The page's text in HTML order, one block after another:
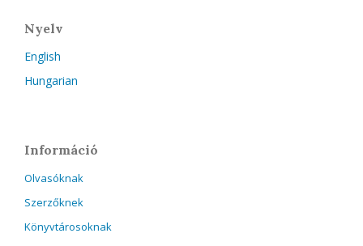
Nyelv
English
Hungarian
Információ
Olvasóknak
Szerzőknek
Könyvtárosoknak